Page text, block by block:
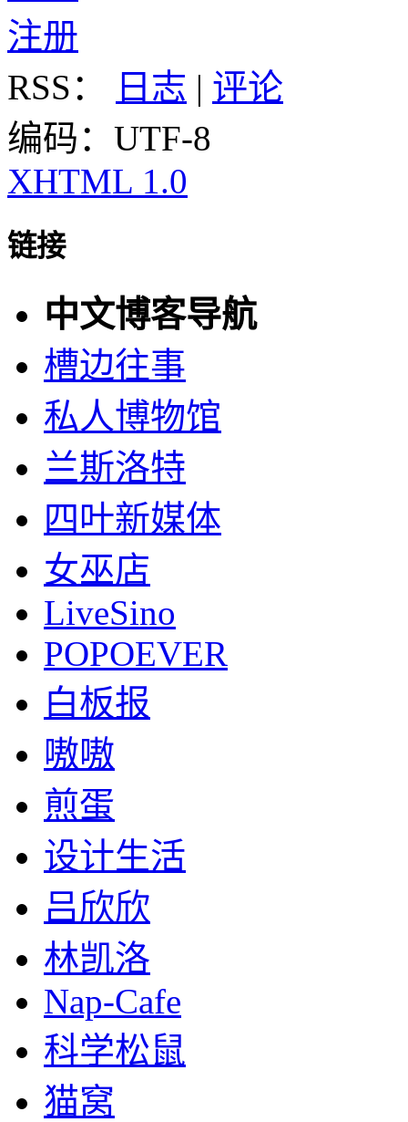
注册
RSS：
日志 | 评论
编码：UTF-8
XHTML 1.0
链接
中文博客导航
槽边往事
私人博物馆
兰斯洛特
四叶新媒体
女巫店
LiveSino
POPOEVER
白板报
嗷嗷
煎蛋
设计生活
吕欣欣
林凯洛
Nap-Cafe
科学松鼠
猫窝